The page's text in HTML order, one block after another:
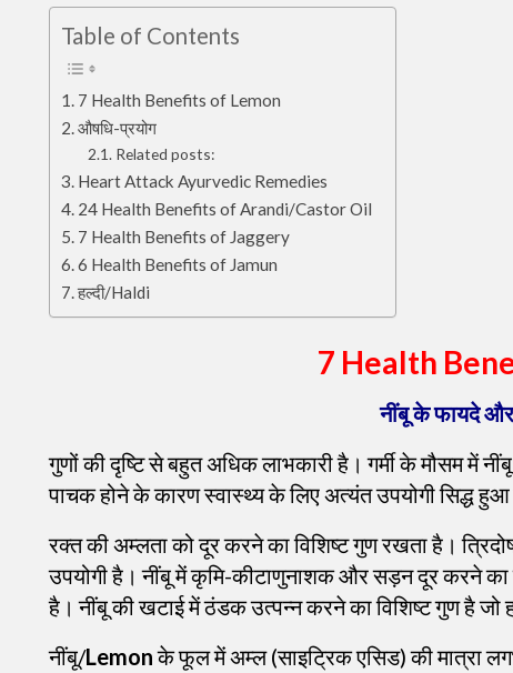
Table of Contents
7 Health Benefits of Lemon
औषधि-प्रयोग
Related posts:
Heart Attack Ayurvedic Remedies
24 Health Benefits of Arandi/Castor Oil
7 Health Benefits of Jaggery
6 Health Benefits of Jamun
हल्दी/Haldi
7 Health
नींबू के फायदे
गुणों की दृष्टि से बहुत अधिक लाभकारी है। गर्मी के मौसम में
पाचक होने के कारण स्वास्थ्य के लिए अत्यंत उपयोगी सिद्ध
रक्त की अम्लता को दूर करने का विशिष्ट गुण रखता है।
उपयोगी है। नींबू में कृमि-कीटाणुनाशक और सड़न दूर करने का
है। नींबू की खटाई में ठंडक उत्पन्न करने का विशिष्ट गुण है जो
नींबू/Lemonके फूल में अम्ल (साइट्रिक एसिड) की मात्रा